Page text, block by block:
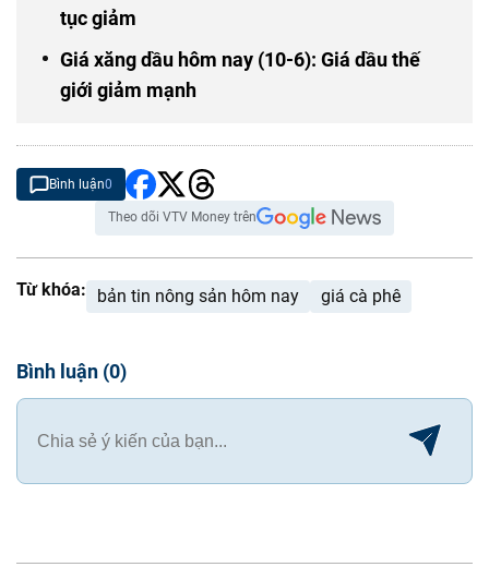
tục giảm
Giá xăng dầu hôm nay (10-6): Giá dầu thế
giới giảm mạnh
Bình luận0
Theo dõi VTV Money trên
Từ khóa: bản tin nông sản hôm nay giá cà phê
Bình luận (0)